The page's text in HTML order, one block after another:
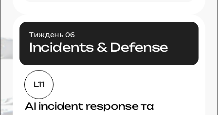
Тиждень 06
Incidents & Defense
L11
AI incident response та